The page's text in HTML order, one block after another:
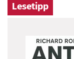
Lesetipp